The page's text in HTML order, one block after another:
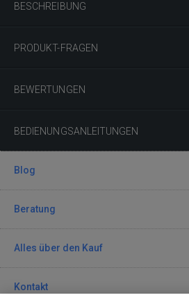
BESCHREIBUNG
PRODUKT-FRAGEN
BEWERTUNGEN
BEDIENUNGSANLEITUNGEN
Blog
Beratung
Alles über den Kauf
Kontakt